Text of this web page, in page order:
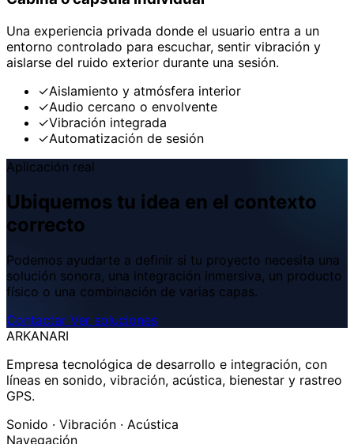
Una experiencia privada donde el usuario entra a un
entorno controlado para escuchar, sentir vibración y
aislarse del ruido exterior durante una sesión.
✓Aislamiento y atmósfera interior
✓Audio cercano o envolvente
✓Vibración integrada
✓Automatización de sesión
Aplicación real
Ubiquemos tu idea en el contexto
correcto
Podemos ayudarte a definir si tu proyecto necesita una
solución sonora, una integración inmersiva, un producto
físico o una combinación de varias capas.
Contactar Ver soluciones
ARKANARI
Empresa tecnológica de desarrollo e integración, con
líneas en sonido, vibración, acústica, bienestar y rastreo
GPS.
Sonido · Vibración · Acústica
Navegación